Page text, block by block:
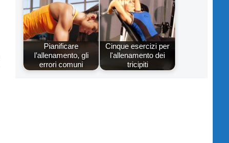
Pianificare
l’allenamento, gli
errori comuni
Cinque esercizi per
l'allenamento dei
tricipiti